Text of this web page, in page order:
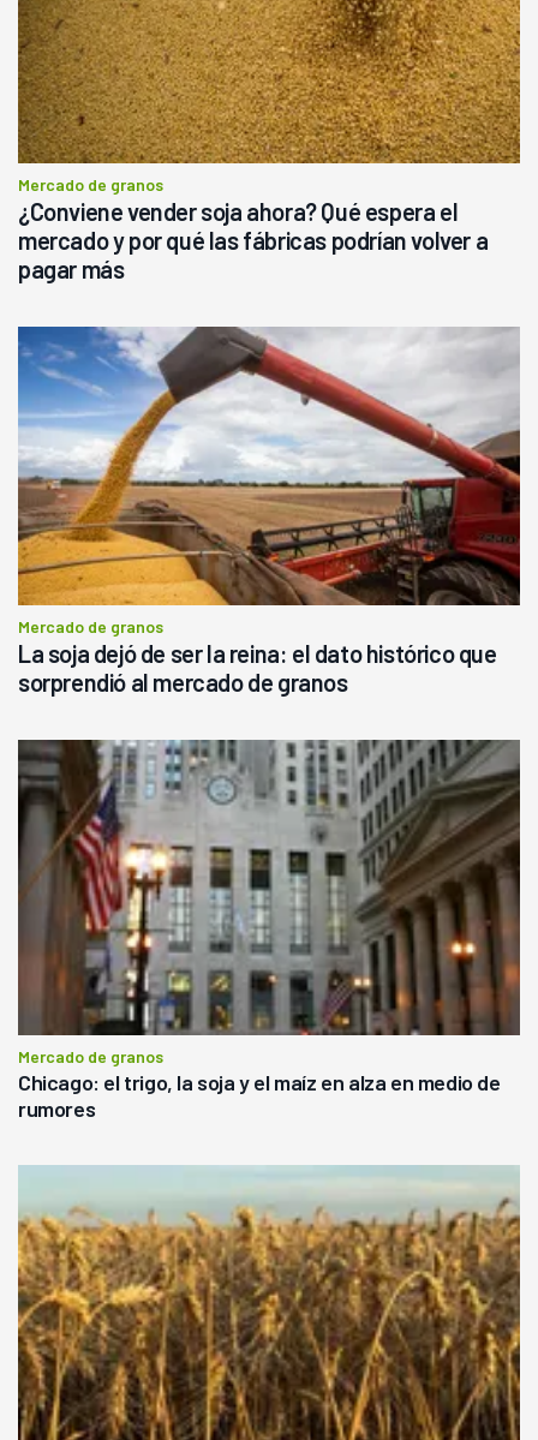
Mercado de granos
¿Conviene vender soja ahora? Qué espera el
mercado y por qué las fábricas podrían volver a
pagar más
Mercado de granos
La soja dejó de ser la reina: el dato histórico que
sorprendió al mercado de granos
Mercado de granos
Chicago: el trigo, la soja y el maíz en alza en medio de
rumores